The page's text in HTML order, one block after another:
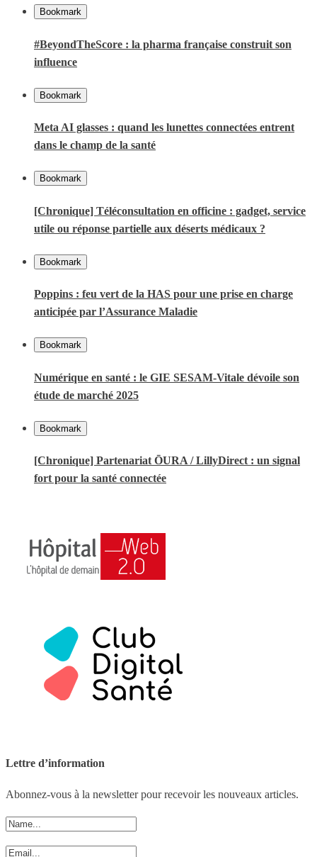
Bookmark
#BeyondTheScore : la pharma française construit son
influence
Bookmark
Meta AI glasses : quand les lunettes connectées entrent
dans le champ de la santé
Bookmark
[Chronique] Téléconsultation en officine : gadget, service
utile ou réponse partielle aux déserts médicaux ?
Bookmark
Poppins : feu vert de la HAS pour une prise en charge
anticipée par l’Assurance Maladie
Bookmark
Numérique en santé : le GIE SESAM-Vitale dévoile son
étude de marché 2025
Bookmark
[Chronique] Partenariat ŌURA / LillyDirect : un signal
fort pour la santé connectée
Lettre d’information
Abonnez-vous à la newsletter pour recevoir les nouveaux articles.